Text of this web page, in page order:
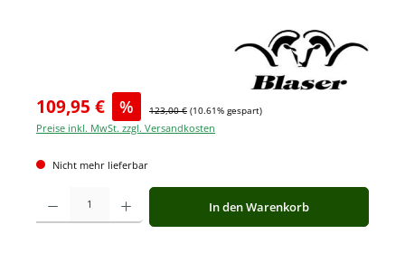
109,95 € % 123,00 € (10.61% gespart)
Preise inkl. MwSt. zzgl. Versandkosten
Nicht mehr lieferbar
Produkt Anzahl: Gib den gewünschten Wert ein oder benutze die
In den Warenkorb